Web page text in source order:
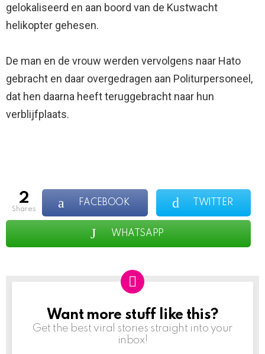
gelokaliseerd en aan boord van de Kustwacht
helikopter gehesen.
De man en de vrouw werden vervolgens naar Hato
gebracht en daar overgedragen aan Politurpersoneel,
dat hen daarna heeft teruggebracht naar hun
verblijfplaats.
2
shares
FACEBOOK TWITTER
WHATSAPP
NEWSLETTER
Want more stuff like this?
Get the best viral stories straight into your
inbox!